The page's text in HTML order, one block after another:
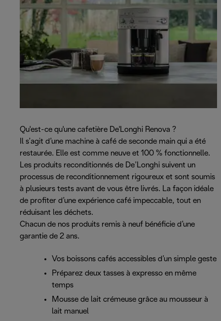
Qu'est-ce qu'une cafetière De'Longhi Renova ?
Il s’agit d’une machine à café de seconde main qui a été
restaurée. Elle est comme neuve et 100 % fonctionnelle.
Les produits reconditionnés de De’Longhi suivent un
processus de reconditionnement rigoureux et sont soumis
à plusieurs tests avant de vous être livrés. La façon idéale
de profiter d’une expérience café impeccable, tout en
réduisant les déchets.
Chacun de nos produits remis à neuf bénéficie d’une
garantie de 2 ans.
Vos boissons cafés accessibles d’un simple geste
Préparez deux tasses à expresso en même
temps
Mousse de lait crémeuse grâce au mousseur à
lait manuel